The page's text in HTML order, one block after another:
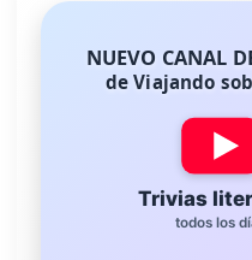
NUEVO CANAL
de Viajando
Trivias
todos los